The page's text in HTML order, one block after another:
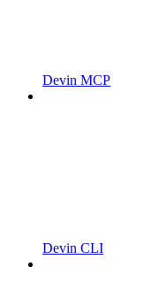
Devin MCP
Devin CLI